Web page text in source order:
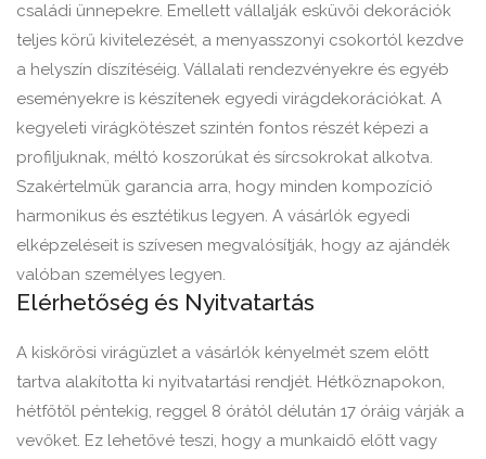
családi ünnepekre. Emellett vállalják esküvői dekorációk
teljes körű kivitelezését, a menyasszonyi csokortól kezdve
a helyszín díszítéséig. Vállalati rendezvényekre és egyéb
eseményekre is készítenek egyedi virágdekorációkat. A
kegyeleti virágkötészet szintén fontos részét képezi a
profiljuknak, méltó koszorúkat és sírcsokrokat alkotva.
Szakértelmük garancia arra, hogy minden kompozíció
harmonikus és esztétikus legyen. A vásárlók egyedi
elképzeléseit is szívesen megvalósítják, hogy az ajándék
valóban személyes legyen.
Elérhetőség és Nyitvatartás
A kiskőrösi virágüzlet a vásárlók kényelmét szem előtt
tartva alakította ki nyitvatartási rendjét. Hétköznapokon,
hétfőtől péntekig, reggel 8 órától délután 17 óráig várják a
vevőket. Ez lehetővé teszi, hogy a munkaidő előtt vagy